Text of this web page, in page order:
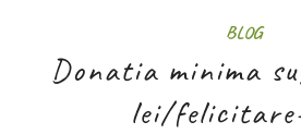
BLOG
Donatia minima
lei/